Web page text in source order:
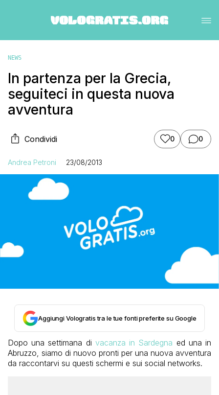
NEWS
In partenza per la Grecia,
seguiteci in questa nuova
avventura
Condividi 0 0
Andrea Petroni 23/08/2013
Aggiungi Vologratis tra le tue fonti preferite su Google
Dopo una settimana di vacanza in Sardegna ed una in
Abruzzo, siamo di nuovo pronti per una nuova avventura
da raccontarvi su questi schermi e sui social networks.